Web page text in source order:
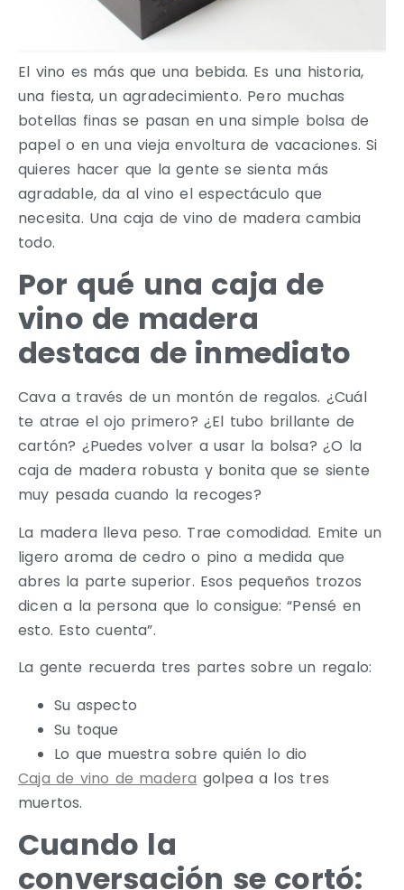
El vino es más que una bebida. Es una historia,
una fiesta, un agradecimiento. Pero muchas
botellas finas se pasan en una simple bolsa de
papel o en una vieja envoltura de vacaciones. Si
quieres hacer que la gente se sienta más
agradable, da al vino el espectáculo que
necesita. Una caja de vino de madera cambia
todo.
Por qué una caja de
vino de madera
destaca de inmediato
Cava a través de un montón de regalos. ¿Cuál
te atrae el ojo primero? ¿El tubo brillante de
cartón? ¿Puedes volver a usar la bolsa? ¿O la
caja de madera robusta y bonita que se siente
muy pesada cuando la recoges?
La madera lleva peso. Trae comodidad. Emite un
ligero aroma de cedro o pino a medida que
abres la parte superior. Esos pequeños trozos
dicen a la persona que lo consigue: “Pensé en
esto. Esto cuenta”.
La gente recuerda tres partes sobre un regalo:
Su aspecto
Su toque
Lo que muestra sobre quién lo dio
Caja de vino de madera golpea a los tres
muertos.
Cuando la
conversación se cortó: